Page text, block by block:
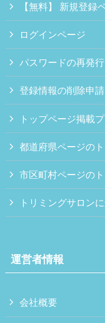
【無料】 新規登録
ログインページ
パスワードの再発行
登録情報の削除申
トップページ掲載
都道府県ページの
市区町村ページの
トリミングサロン
運営者情報
会社概要